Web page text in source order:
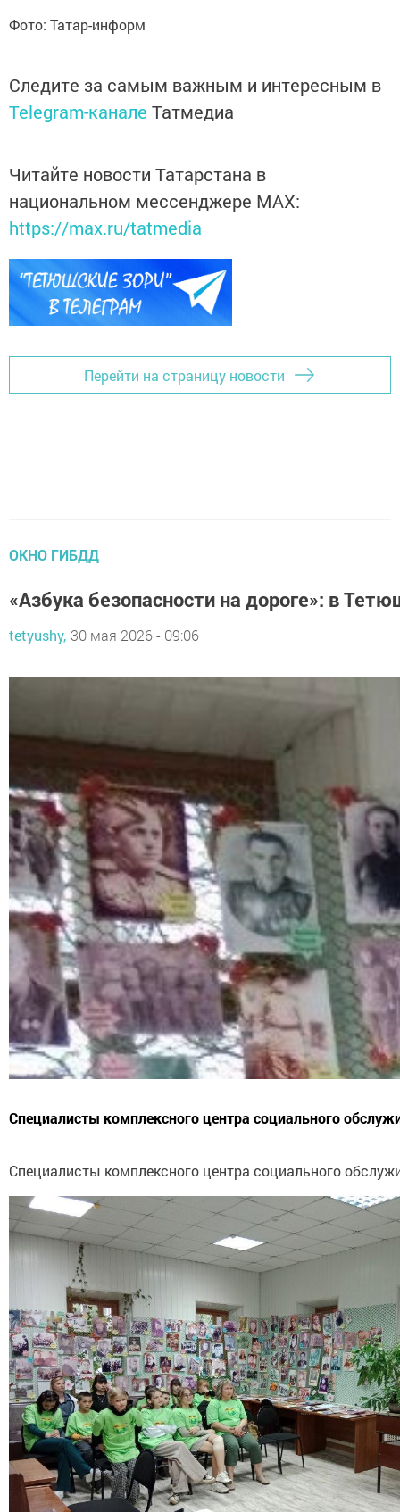
Фото: Татар-информ
Следите за самым важным и интересным в
Telegram-канале Татмедиа
Читайте новости Татарстана в
национальном мессенджере MАХ:
https://max.ru/tatmedia
Перейти на страницу новости
ОКНО ГИБДД
«Азбука безопасности на дороге»: в
tetyushy, 30 мая 2026 - 09:06
Специалисты комплексного центра социального
Специалисты комплексного центра социального